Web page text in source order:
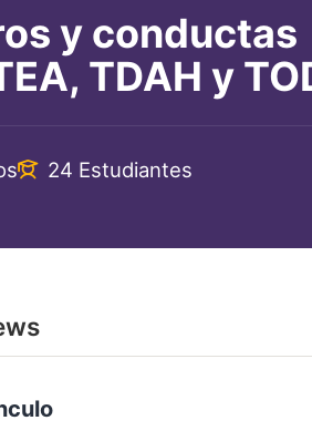
y conductas
TDAH y
24 Estudiantes